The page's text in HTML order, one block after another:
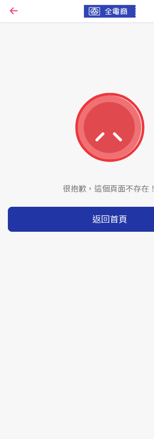
很抱歉，這個頁面不存在！
返回首頁